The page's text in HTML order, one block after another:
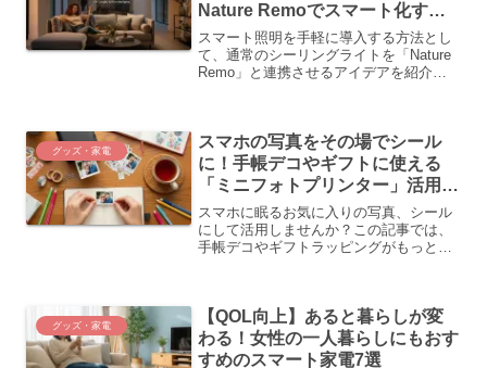
Nature Remoでスマート化する
方法
スマート照明を手軽に導入する方法とし
て、通常のシーリングライトを「Nature
Remo」と連携させるアイデアを紹介。
順も簡単で、非凡な快適さを提供しま
す。
グッズ・家電
スマホの写真をその場でシール
に！手帳デコやギフトに使える
「ミニフォトプリンター」活用術
＆おすすめ3選
スマホに眠るお気に入りの写真、シール
にして活用しませんか？この記事では、
手帳デコやギフトラッピングがもっと楽
毎日をクリエイティブに彩りましょう！
グッズ・家電
【QOL向上】あると暮らしが変
わる！女性の一人暮らしにもおす
すめのスマート家電7選